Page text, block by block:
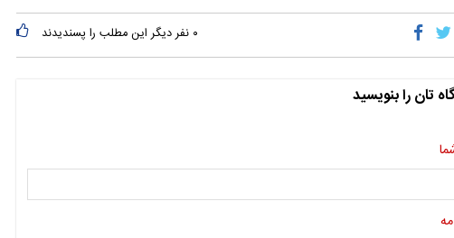
۰ نفر دیگر این مطلب را پسندیدند
تان را بنویسید